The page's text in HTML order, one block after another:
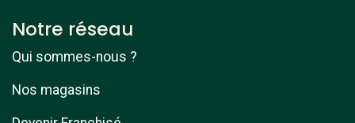
Notre réseau
Qui sommes-nous ?
Nos magasins